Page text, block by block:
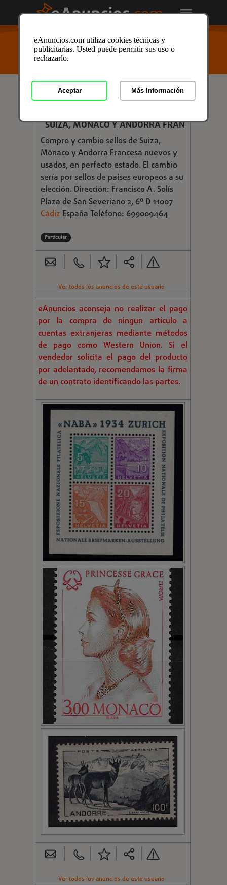
USTED ESTÁ AQUÍ>Anuncios clasificados/Aficiones
y Ocio/Coleccionismo/Sellos/Sellos en Cádiz
Anuncio ID: 3618831
Consultar
SUIZA, MÓNACO Y ANDORRA FRAN
Compro y cambio sellos de Suiza,
Mónaco y Andorra Francesa nuevos y
usados, en perfecto estado. El cambio
sería por sellos de países europeos a su
elección. Dirección: Francisco A. Solís
Plaza de San Severiano 2, 6º D 11007
Cádiz España Teléfono: 699009464
Particular
Ver todos los anuncios de este usuario
eAnuncios aconseja no realizar el pago
por la compra de ningun articulo a
cuentas extranjeras mediante métodos
de pago como Western Union. Si el
vendedor solicita el pago del producto
por adelantado, recomendamos la firma
de un contrato identificando las partes.
Ver todos los anuncios de este usuario
eAnuncios.com utiliza cookies técnicas y
publicitarias. Usted puede permitir sus uso o
rechazarlo.
Aceptar Más Información